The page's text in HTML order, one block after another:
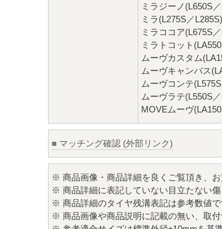
ミラジーノ(L650S
ミラ(L275S／L285S)
ミラココア(L675S
ミラトコット
ムーヴカスタム
ムーヴキャンバス
ムーヴコンテ
ムーヴラテ(L550S
MOVEムーヴ
■ マッチング確認 (外部リンク)
※ 商品画像・商品詳細を良くご覧頂き、お
※ 商品詳細に表記していない目立たない傷
※ 商品詳細のタイヤ残溝表記は参考数値
※ 商品画像や商品説明に記載の無い、取